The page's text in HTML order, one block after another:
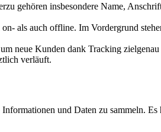
gehören insbesondere Name,
als auch offline. Im Vordergrund
neue Kunden dank Tracking
verläuft.
und Daten zu sammeln.